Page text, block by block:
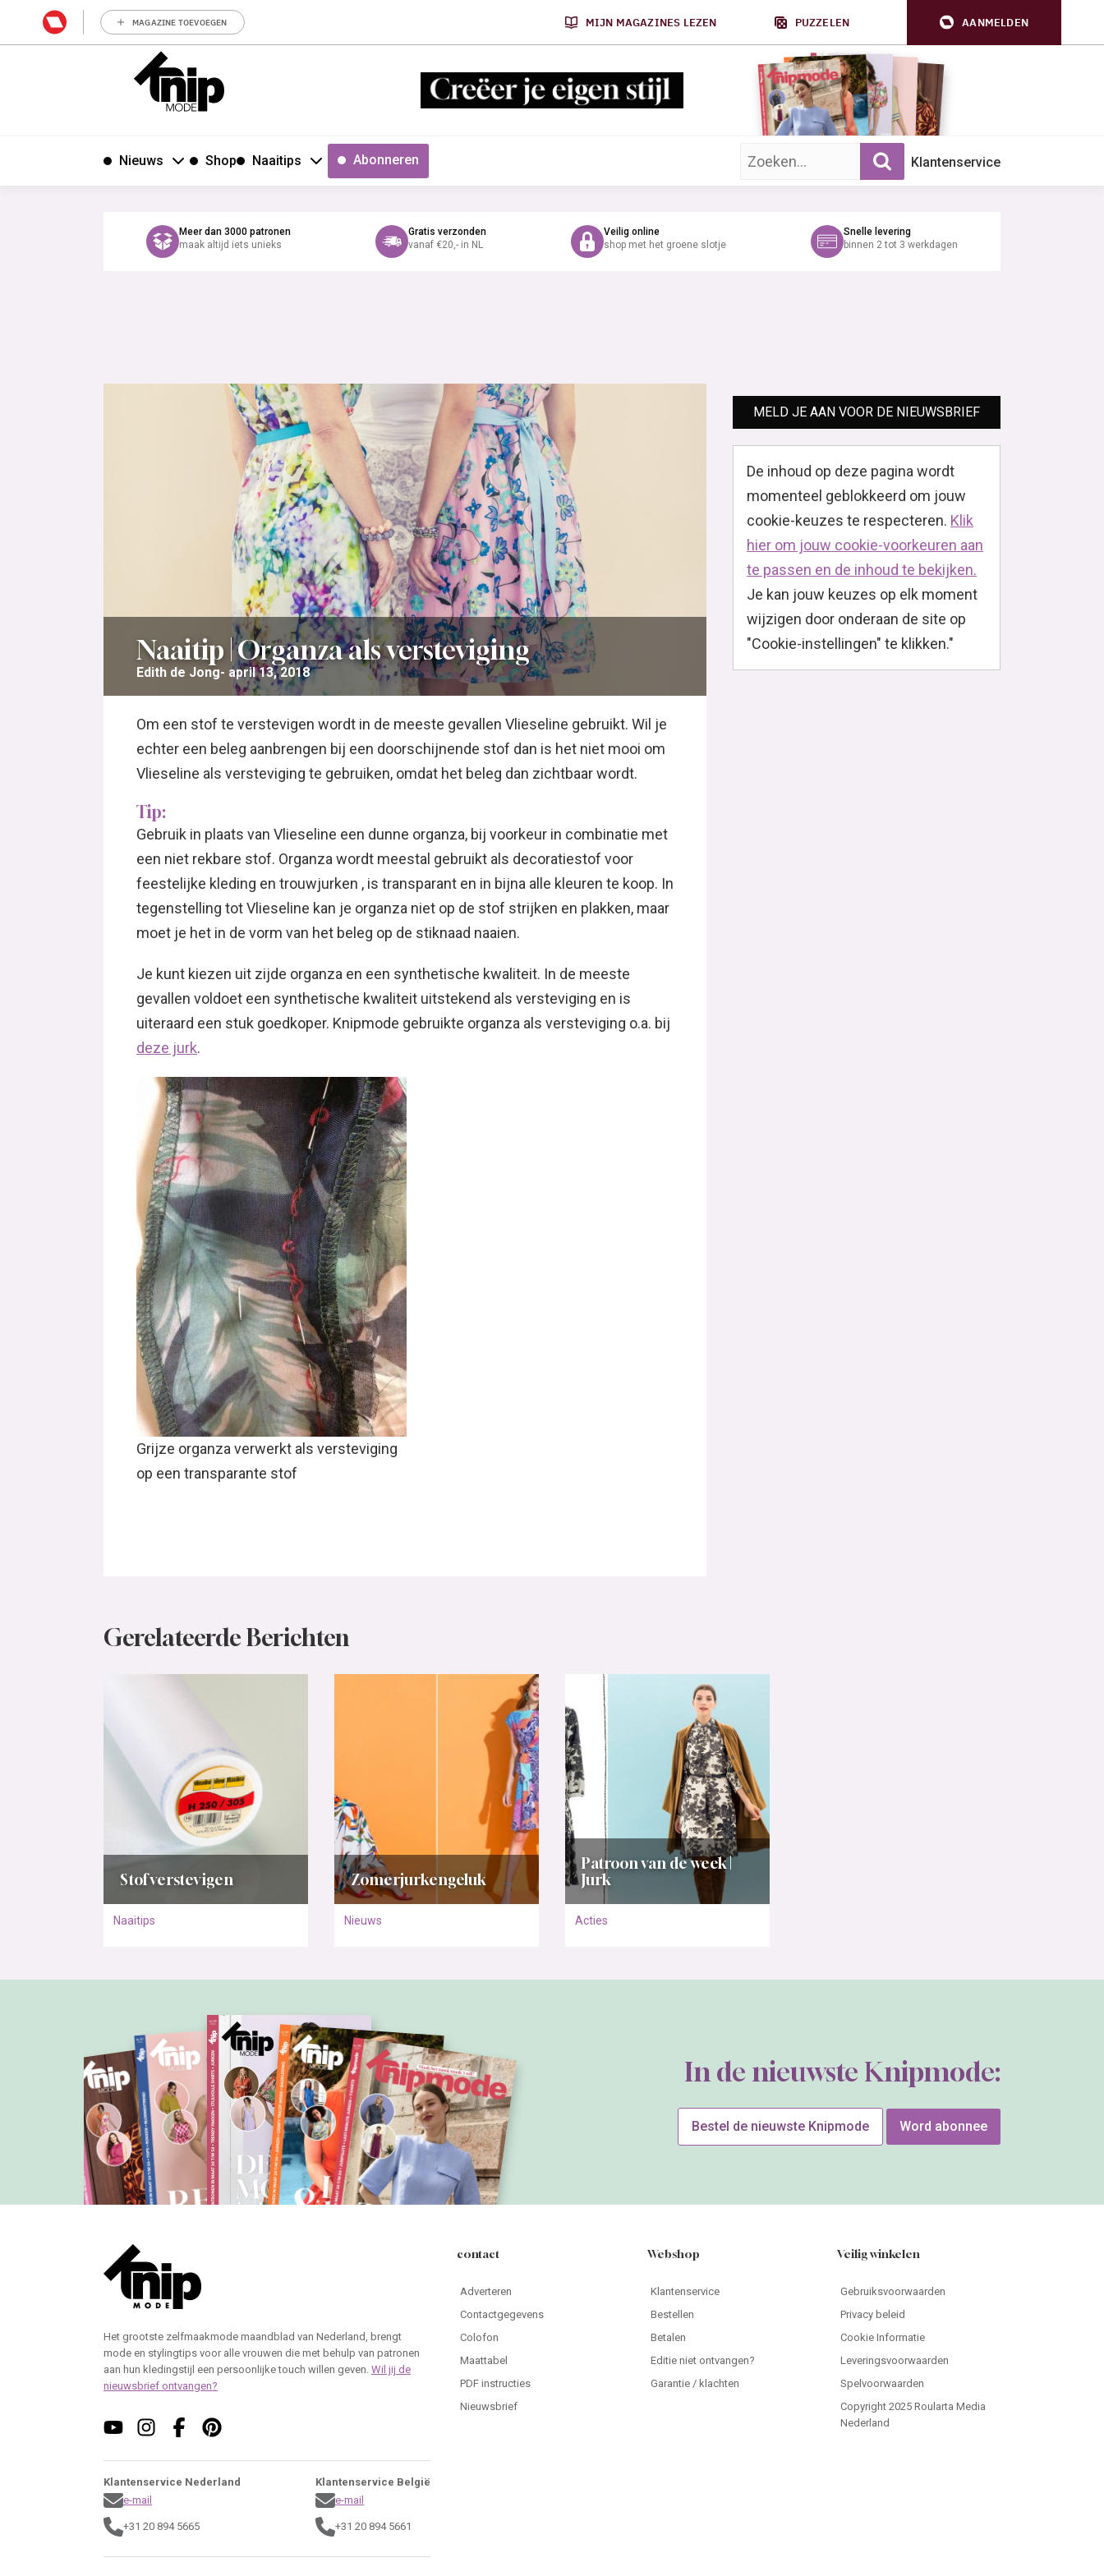
MAGAZINE TOEVOEGEN MIJN MAGAZINES LEZEN PUZZELEN AANMELDEN
Nieuws Shop Naaitips Abonneren Zoek op trefwoord: Klantenservice
Meer dan 3000 patronen
maak altijd iets unieks
Gratis verzonden
vanaf €20,- in NL
Veilig online
shop met het groene slotje
Snelle levering
binnen 2 tot 3 werkdagen
Naaitip | Organza als versteviging
Edith de Jong april 13, 2018
Om een stof te verstevigen wordt in de meeste gevallen Vlieseline gebruikt. Wil je
echter een beleg aanbrengen bij een doorschijnende stof dan is het niet mooi om
Vlieseline als versteviging te gebruiken, omdat het beleg dan zichtbaar wordt.
Tip:
Gebruik in plaats van Vlieseline een dunne organza, bij voorkeur in combinatie met
een niet rekbare stof. Organza wordt meestal gebruikt als decoratiestof voor
feestelijke kleding en trouwjurken , is transparant en in bijna alle kleuren te koop. In
tegenstelling tot Vlieseline kan je organza niet op de stof strijken en plakken, maar
moet je het in de vorm van het beleg op de stiknaad naaien.
Je kunt kiezen uit zijde organza en een synthetische kwaliteit. In de meeste
gevallen voldoet een synthetische kwaliteit uitstekend als versteviging en is
uiteraard een stuk goedkoper. Knipmode gebruikte organza als versteviging o.a. bij
deze jurk.
Grijze organza verwerkt als versteviging
op een transparante stof
MELD JE AAN VOOR DE NIEUWSBRIEF
De inhoud op deze pagina wordt
momenteel geblokkeerd om jouw
cookie-keuzes te respecteren. Klik
hier om jouw cookie-voorkeuren aan
te passen en de inhoud te bekijken.
Je kan jouw keuzes op elk moment
wijzigen door onderaan de site op
"Cookie-instellingen" te klikken."
Gerelateerde Berichten
Stof verstevigen
Naaitips
Zomerjurkengeluk
Nieuws
Patroon van de week |
Jurk
Acties
In de nieuwste Knipmode:
Bestel de nieuwste Knipmode Word abonnee
Het grootste zelfmaakmode maandblad van Nederland, brengt
mode en stylingtips voor alle vrouwen die met behulp van patronen
aan hun kledingstijl een persoonlijke touch willen geven. Wil jij de
nieuwsbrief ontvangen?
Klantenservice Nederland
e-mail
+31 20 894 5665
Klantenservice België
e-mail
+31 20 894 5661
contact
Adverteren
Contactgegevens
Colofon
Maattabel
PDF instructies
Nieuwsbrief
Webshop
Klantenservice
Bestellen
Betalen
Editie niet ontvangen?
Garantie / klachten
Veilig winkelen
Gebruiksvoorwaarden
Privacy beleid
Cookie Informatie
Leveringsvoorwaarden
Spelvoorwaarden
Copyright 2025 Roularta Media
Nederland